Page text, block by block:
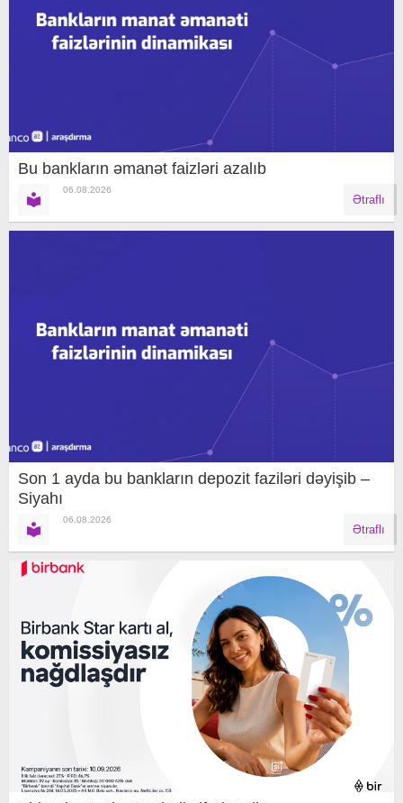
Bu bankların əmanət faizləri azalıb
06.08.2026
Ətraflı
Son 1 ayda bu bankların depozit faziləri dəyişib –
Siyahı
06.08.2026
Ətraflı